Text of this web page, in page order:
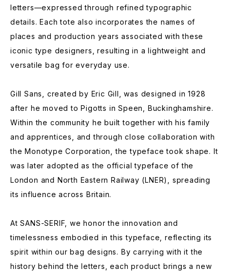
letters—expressed through refined typographic
details. Each tote also incorporates the names of
places and production years associated with these
iconic type designers, resulting in a lightweight and
versatile bag for everyday use.
Gill Sans, created by Eric Gill, was designed in 1928
after he moved to Pigotts in Speen, Buckinghamshire.
Within the community he built together with his family
and apprentices, and through close collaboration with
the Monotype Corporation, the typeface took shape. It
was later adopted as the official typeface of the
London and North Eastern Railway (LNER), spreading
its influence across Britain.
At SANS-SERIF, we honor the innovation and
timelessness embodied in this typeface, reflecting its
spirit within our bag designs. By carrying with it the
history behind the letters, each product brings a new